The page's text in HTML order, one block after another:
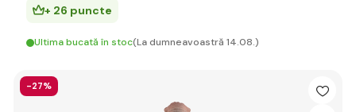
+ 26 puncte
Ultima bucată în stoc(La dumneavoastră 14.08.)
-27%